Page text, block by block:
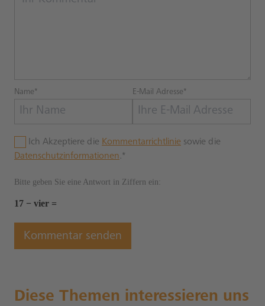
Name* E-Mail Adresse*
Ich Akzeptiere die Kommentarrichtlinie sowie die
Datenschutzinformationen.*
Bitte geben Sie eine Antwort in Ziffern ein:
17 − vier =
Diese Themen interessieren uns